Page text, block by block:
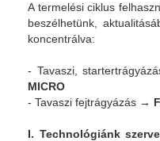
A termelési ciklus
beszélhetünk,
koncentrálva:
- Tavaszi,
MICRO
- Tavaszi fejtrágyázás →
I. Technológiánk